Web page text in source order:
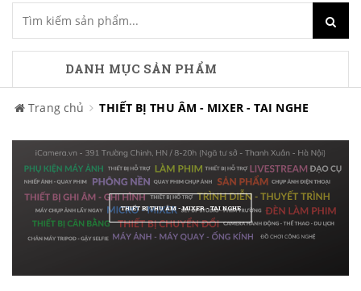
DANH MỤC SẢN PHẨM
Trang chủ THIẾT BỊ THU ÂM - MIXER - TAI NGHE
THIẾT BỊ THU ÂM - MIXER - TAI NGHE